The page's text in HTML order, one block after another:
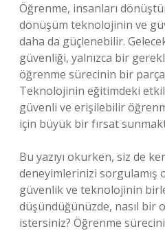
Öğrenme, insanları
dönüşüm teknolojinin ve
daha da güçlenebilir.
güvenliği, yalnızca bir
öğrenme sürecinin bir
Teknolojinin eğitimdeki
güvenli ve erişilebilir
için büyük bir fırsat
Bu yazıyı okurken, siz de
deneyimlerinizi sorgulamış
güvenlik ve teknolojinin
düşündüğünüzde, nasıl bir
istersiniz? Öğrenme